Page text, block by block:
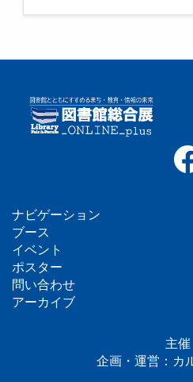
フ
ッ
タ
ナビゲーション
ブース
イベント
ポスター
問い合わせ
アーカイブ
主
企画・運営：カ